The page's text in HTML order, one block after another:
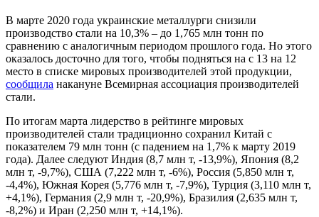
В марте 2020 года украинские металлурги снизили
производство стали на 10,3% – до 1,765 млн тонн по
сравнению с аналогичным периодом прошлого года. Но этого
оказалось досточно для того, чтобы подняться на с 13 на 12
место в списке мировых производителей этой продукции,
сообщила накануне Всемирная ассоциация производителей
стали.
По итогам марта лидерство в рейтинге мировых
производителей стали традиционно сохранил Китай с
показателем 79 млн тонн (с падением на 1,7% к марту 2019
года). Далее следуют Индия (8,7 млн т, -13,9%), Япония (8,2
млн т, -9,7%), США (7,222 млн т, -6%), Россия (5,850 млн т,
-4,4%), Южная Корея (5,776 млн т, -7,9%), Турция (3,110 млн т,
+4,1%), Германия (2,9 млн т, -20,9%), Бразилия (2,635 млн т,
-8,2%) и Иран (2,250 млн т, +14,1%).